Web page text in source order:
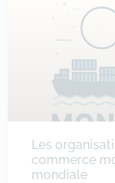
Les
commerce
mondiale